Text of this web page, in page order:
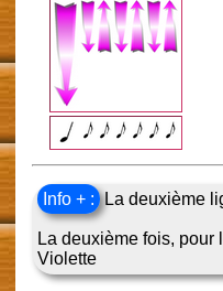
Info + : La deuxième
La deuxième fois,
Violette